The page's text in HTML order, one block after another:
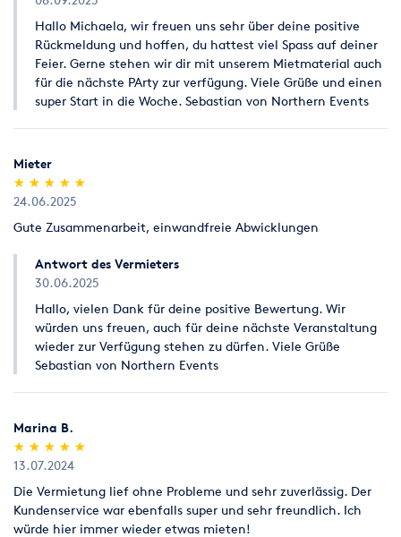
Hallo Michaela, wir freuen uns sehr über deine positive
Rückmeldung und hoffen, du hattest viel Spass auf deiner
Feier. Gerne stehen wir dir mit unserem Mietmaterial auch
für die nächste PArty zur verfügung. Viele Grüße und einen
super Start in die Woche. Sebastian von Northern Events
Mieter
(*)
★
★
(*) ★
★
(*) ★
★
(*) ★
★
(*) ★
★
24.06.2025
Gute Zusammenarbeit, einwandfreie Abwicklungen
Antwort des Vermieters
30.06.2025
Hallo, vielen Dank für deine positive Bewertung. Wir
würden uns freuen, auch für deine nächste Veranstaltung
wieder zur Verfügung stehen zu dürfen. Viele Grüße
Sebastian von Northern Events
Marina B.
(*)
★
★
(*) ★
★
(*) ★
★
(*) ★
★
(*) ★
★
13.07.2024
Die Vermietung lief ohne Probleme und sehr zuverlässig. Der
Kundenservice war ebenfalls super und sehr freundlich. Ich
würde hier immer wieder etwas mieten!